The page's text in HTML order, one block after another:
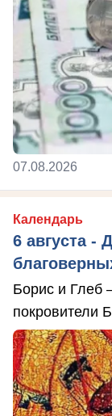
07.08.2026
Календарь
6 августа -
Борис и Глеб
покровители